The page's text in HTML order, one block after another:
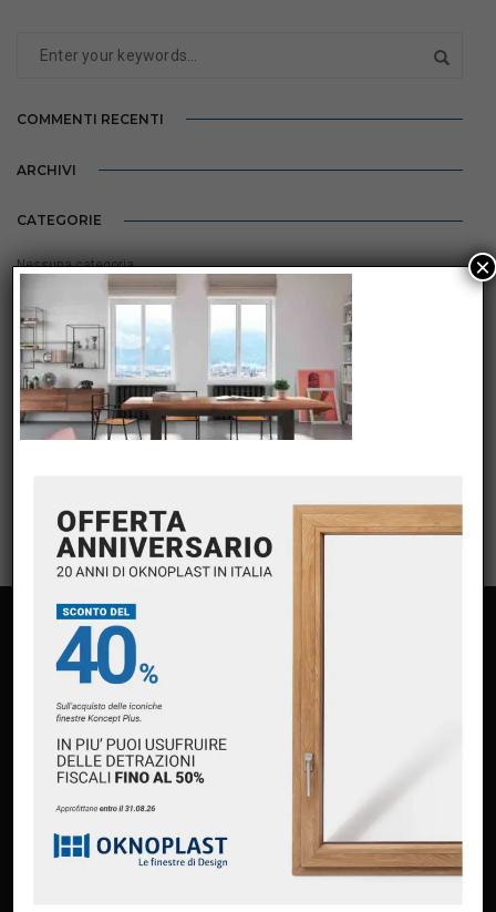
COMMENTI RECENTI
ARCHIVI
CATEGORIE
Nessuna categoria
META
Accedi
Feed dei contenuti
Feed dei commenti
Servizi
Premium Partner Oknoplast
Finanziamento Oknoplast
×